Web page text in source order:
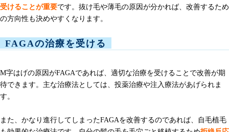
受けることが重要です。抜け毛や薄毛の原因が分かれば、改善するため
の方向性も決めやすくなります。
FAGAの治療を受ける
M字はげの原因がFAGAであれば、適切な治療を受けることで改善が期
待できます。主な治療法としては、投薬治療や注入療法があげられま
す。
また、かなり進行してしまったFAGAを改善するのであれば、自毛植毛